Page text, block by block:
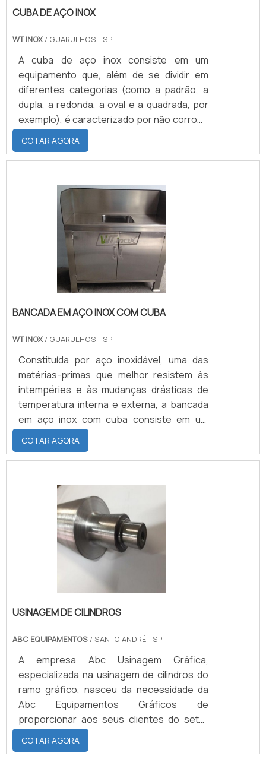
CUBA DE AÇO INOX
WT INOX / GUARULHOS - SP
A cuba de aço inox consiste em um
equipamento que, além de se dividir em
diferentes categorias (como a padrão, a
dupla, a redonda, a oval e a quadrada, por
exemplo), é caracterizado por não corroer,
oxidar ou enferrujar ao longo do tempo. No
campo prático, são três as principais
funções que precisam, por obrigação, ser
de louças, sustentação de alimentos
gordurosos e facilidade no manuseio de
alimentos em geral.Diferentes espaços Os
principais espaços em .
COTAR AGORA
BANCADA EM AÇO INOX COM CUBA
WT INOX / GUARULHOS - SP
Constituída por aço inoxidável, uma das
matérias-primas que melhor resistem às
intempéries e às mudanças drásticas de
temperatura interna e externa, a bancada
em aço inox com cuba consiste em um
equipamento que, antes de mais nada,
pode ser disponibilizado em duas
diferentes configurações.Na primeira
uma cuba. Na segunda, levemente mais
robusta, o equipamento é dotado de duas
cubas.Onde podem ser instaladas e
principais vantagens No que diz respeito
COTAR AGORA
USINAGEM DE CILINDROS
ABC EQUIPAMENTOS / SANTO ANDRÉ - SP
A empresa Abc Usinagem Gráfica,
especializada na usinagem de cilindros do
ramo gráfico, nasceu da necessidade da
Abc Equipamentos Gráficos de
proporcionar aos seus clientes do setor
gráfico o serviço completo em seus
cilindros, utilizando os melhores materiais e
COTAR AGORA